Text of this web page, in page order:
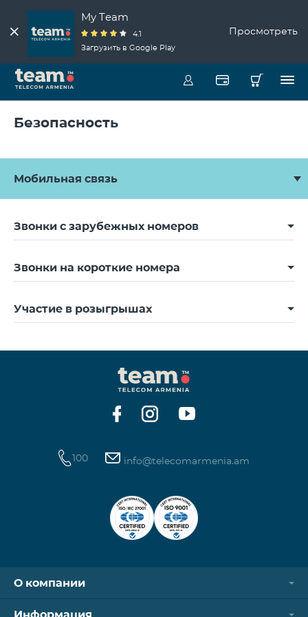
My Team
4.1
Загрузить в Google Play
Просмотреть
Безопасность
Мобильная связь
Звонки с зарубежных номеров
Звонки на короткие номера
Участие в розыгрышах
100 info@telecomarmenia.am
О компании